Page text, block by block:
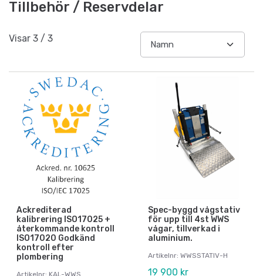
Tillbehör / Reservdelar
Visar 3 / 3
Ackrediterad
kalibrering ISO17025 +
återkommande kontroll
ISO17020 Godkänd
kontroll efter
plombering
Spec-byggd vågstativ
för upp till 4st WWS
vågar, tillverkad i
aluminium.
Artikelnr: WWSSTATIV-H
19 900 kr